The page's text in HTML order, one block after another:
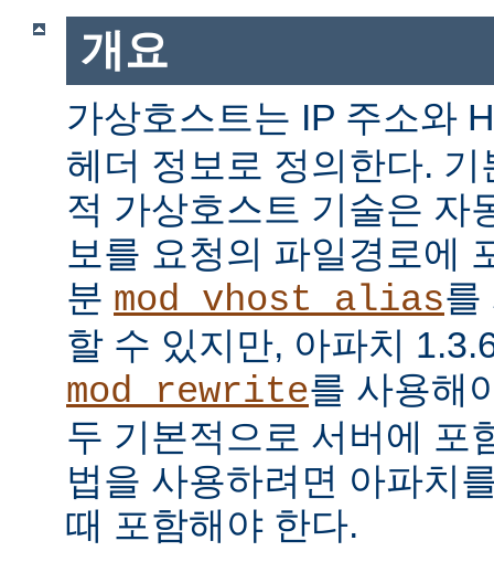
개요
가상호스트는 IP 주소와
헤더 정보로 정의한다.
적 가상호스트 기술은 자
보를 요청의 파일경로에
분 mod_vhost_alias를
할 수 있지만, 아파치
mod_rewrite를 사용해
두 기본적으로 서버에 포
법을 사용하려면 아파치
때 포함해야 한다.